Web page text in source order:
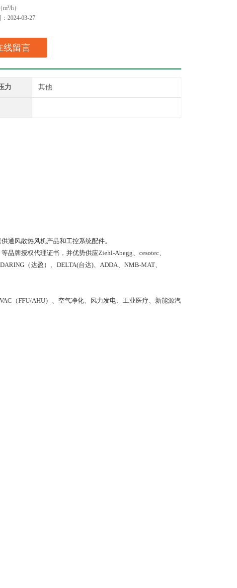
h）
2024-03-27
线留言
力 其他
通风散热风机产品和工控系统配件。
品牌授权代理证书，并优势供应Ziehl-Abegg、cesotec、
（达盈）、DELTA(台达)、ADDA、NMB-MAT、
（FFU/AHU）、空气净化、风力发电、工业医疗、新能源汽